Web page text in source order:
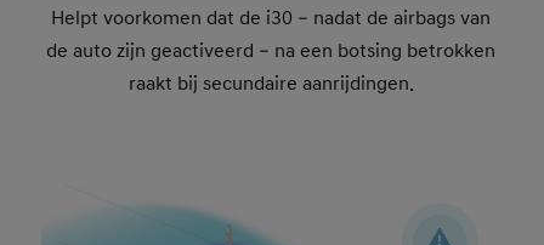
Helpt voorkomen dat de i30 – nadat de airbags van
de auto zijn geactiveerd – na een botsing betrokken
raakt bij secundaire aanrijdingen.